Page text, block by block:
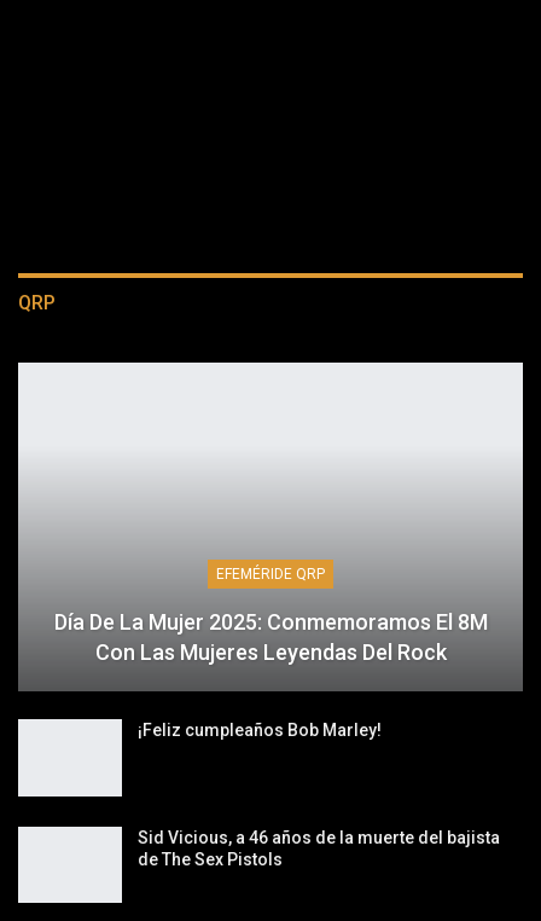
QRP
EFEMÉRIDE QRP
Día De La Mujer 2025: Conmemoramos El 8M
Con Las Mujeres Leyendas Del Rock
¡Feliz cumpleaños Bob Marley!
Sid Vicious, a 46 años de la muerte del bajista
de The Sex Pistols